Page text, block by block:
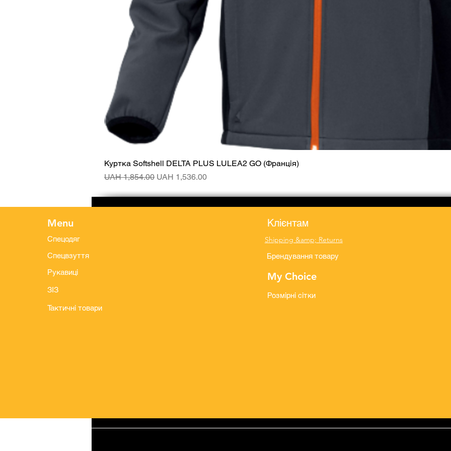
Куртка Softshell DELTA PLUS LULEA2 GO (Франція)
Regular Price
UAH 1,854.00 Sale Price
UAH 1,536.00
Menu
Спецодяг
Спецвзуття
Рукавиці
ЗІЗ
Тактичні товари
Клієнтам
Shipping &amp; Returns
Брендування товару
My Choice
Розмірні сітки